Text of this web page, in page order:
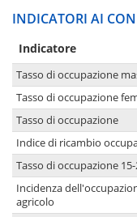
INDICATORI AI
Indicatore
Tasso di occupazione
Tasso di occupazione
Tasso di occupazione
Indice di ricambio
Tasso di occupazione
Incidenza
agricolo